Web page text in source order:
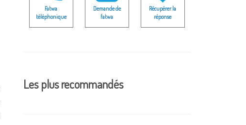
Fatwa
téléphonique
Demande de
fatwa
Récupérer la
réponse
Les plus recommandés